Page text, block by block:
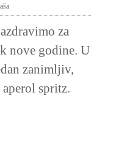
nove godine. U
zanimljiv,
spritz.